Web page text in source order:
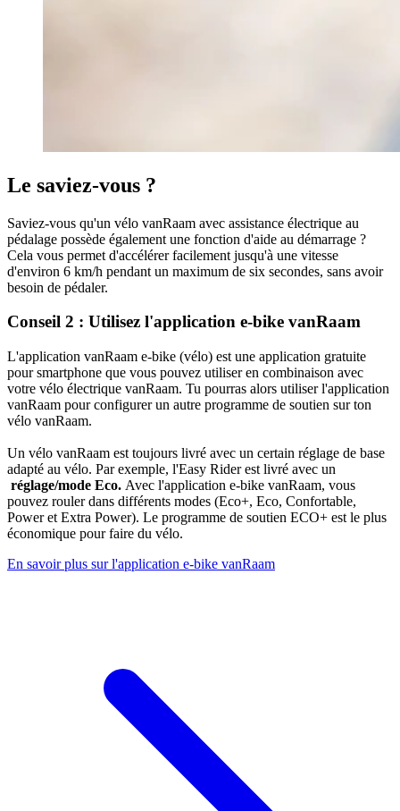
Le saviez-vous ?
Saviez-vous qu'un vélo vanRaam avec assistance électrique au
pédalage possède également une fonction d'aide au démarrage ?
Cela vous permet d'accélérer facilement jusqu'à une vitesse
d'environ 6 km/h pendant un maximum de six secondes, sans avoir
besoin de pédaler.
Conseil 2 : Utilisez l'application e-bike vanRaam
L'application vanRaam e-bike (vélo) est une application gratuite
pour smartphone que vous pouvez utiliser en combinaison avec
votre vélo électrique vanRaam. Tu pourras alors utiliser l'application
vanRaam pour configurer un autre programme de soutien sur ton
vélo vanRaam.
Un vélo vanRaam est toujours livré avec un certain réglage de base
adapté au vélo. Par exemple, l'Easy Rider est livré avec un
réglage/mode Eco. Avec l'application e-bike vanRaam, vous
pouvez rouler dans différents modes (Eco+, Eco, Confortable,
Power et Extra Power). Le programme de soutien ECO+ est le plus
économique pour faire du vélo.
En savoir plus sur l'application e-bike vanRaam